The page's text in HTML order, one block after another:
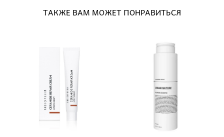
ТАКЖЕ ВАМ МОЖЕТ ПОНРАВИТЬСЯ